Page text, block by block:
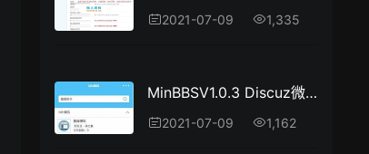
2021-07-09 1,335
MinBBSV1.0.3 Discuz微信应用小程序插件 支持DiscuzPC版_源码
2021-07-09 1,162